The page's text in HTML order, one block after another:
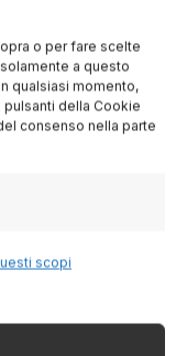
o per fare scelte
a questo
qualsiasi momento,
della Cookie
consenso nella parte
scopi